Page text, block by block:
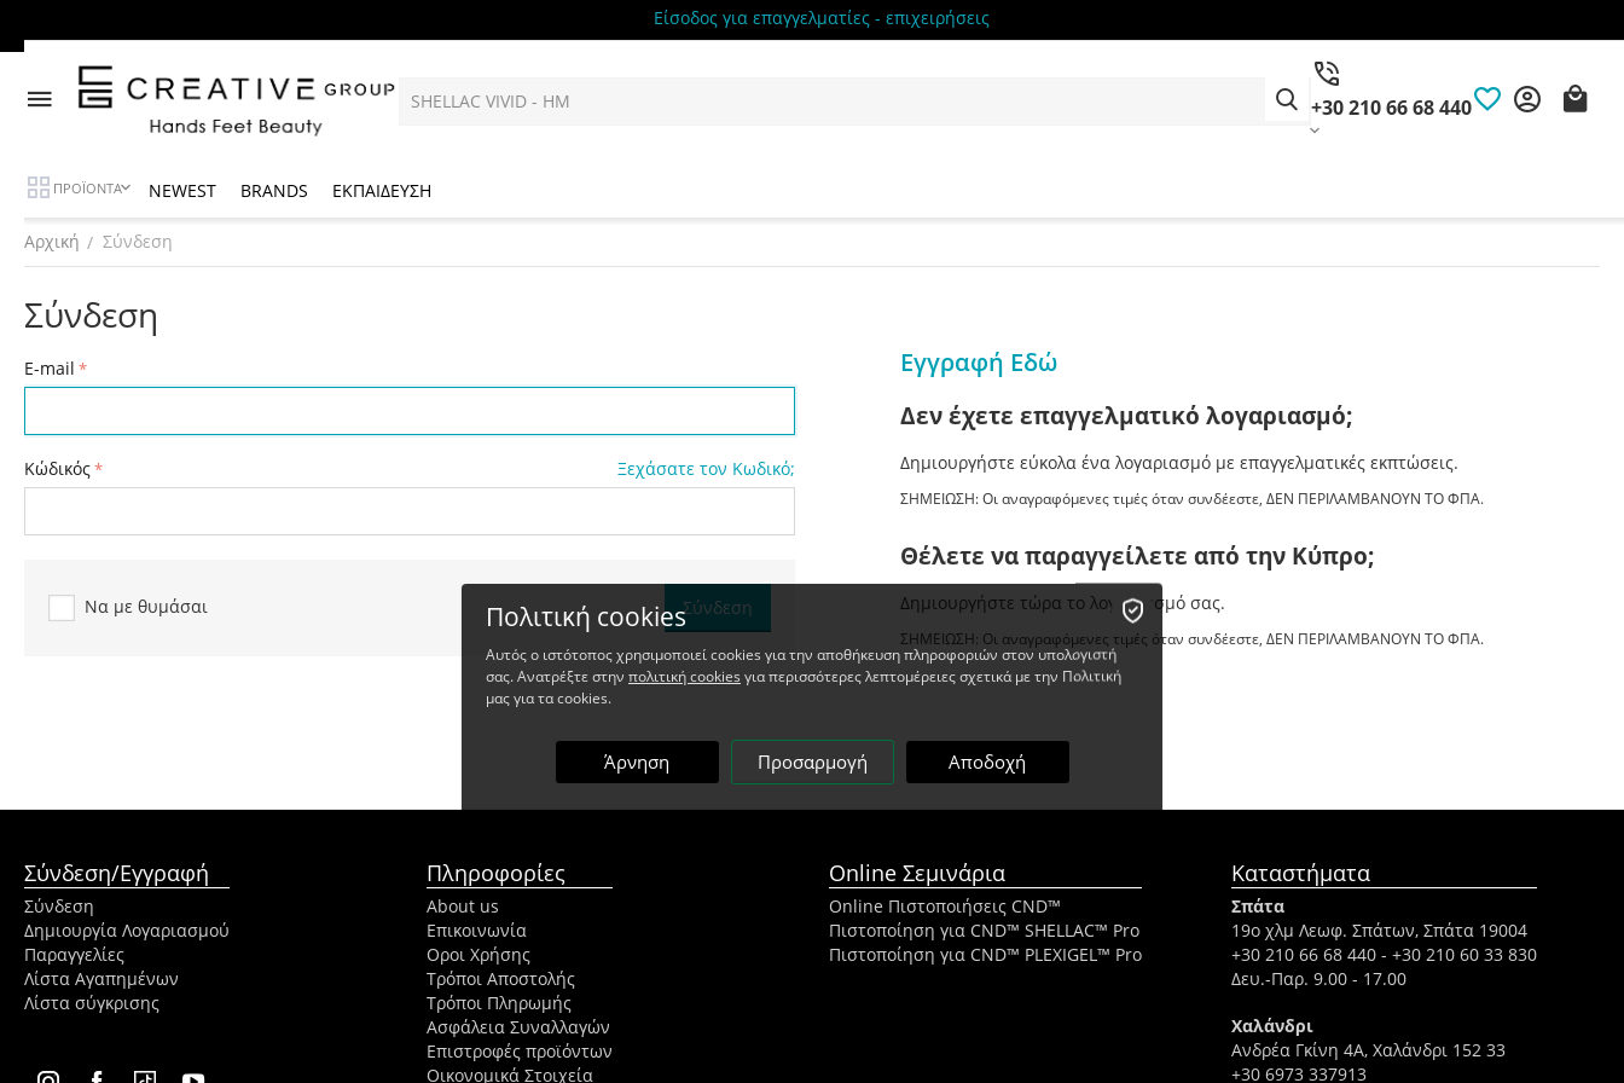
Είσοδος για επαγγελματίες - επιχειρήσεις
+30 210 66 68 440
ΠΡΟΪΟΝΤΑ NEWEST BRANDS ΕΚΠΑΙΔΕΥΣΗ
Αρχική / Σύνδεση
Σύνδεση
E-mail
Κώδικός Ξεχάσατε τον Κωδικό;
Να με θυμάσαι Σύνδεση
Δεν έχετε επαγγελματικό λογαριασμό;
Δημιουργήστε εύκολα ένα λογαριασμό με επαγγελματικές εκπτώσεις.
ΣΗΜΕΙΩΣΗ: Οι αναγραφόμενες τιμές όταν συνδέεστε, ΔΕΝ ΠΕΡΙΛΑΜΒΑΝΟΥΝ ΤΟ ΦΠΑ.
Θέλετε να παραγγείλετε από την Κύπρο;
Δημιουργήστε τώρα το λογαριασμό σας.
ΣΗΜΕΙΩΣΗ: Οι αναγραφόμενες τιμές όταν συνδέεστε, ΔΕΝ ΠΕΡΙΛΑΜΒΑΝΟΥΝ ΤΟ ΦΠΑ.
Εγγραφή Εδώ
Σύνδεση/Εγγραφή
Σύνδεση
Δημιουργία Λογαριασμού
Παραγγελίες
Λίστα Αγαπημένων
Λίστα σύγκρισης
Πληροφορίες
About us
Επικοινωνία
Οροι Χρήσης
Τρόποι Αποστολής
Τρόποι Πληρωμής
Ασφάλεια Συναλλαγών
Επιστροφές προϊόντων
Οικονομικά Στοιχεία
Online Σεμινάρια
Online Πιστοποιήσεις CND™
Πιστοποίηση για CND™ SHELLAC™ Pro
Πιστοποίηση για CND™ PLEXIGEL™ Pro
Καταστήματα
Σπάτα
19ο χλμ Λεωφ. Σπάτων, Σπάτα 19004
+30 210 66 68 440 - +30 210 60 33 830
Δευ.-Παρ. 9.00 - 17.00
Χαλάνδρι
Ανδρέα Γκίνη 4A, Χαλάνδρι 152 33
+30 6973 337913
Πολιτική cookies
Αυτός ο ιστότοπος χρησιμοποιεί cookies για την αποθήκευση πληροφοριών στον υπολογιστή
σας. Ανατρέξτε στην πολιτική cookies για περισσότερες λεπτομέρειες σχετικά με την Πολιτική
μας για τα cookies.
Άρνηση Προσαρμογή Αποδοχή